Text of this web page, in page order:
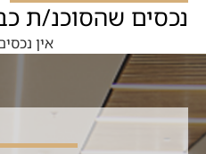
נכסים שהסוכנ/ת
אין